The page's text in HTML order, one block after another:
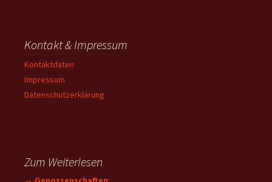
Kontakt & Impressum
Kontaktdaten
Impressum
Datenschutzerklärung
Zum Weiterlesen